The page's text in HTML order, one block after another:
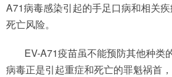
A71病毒感染引起的手足口病和相关
死亡风险。
EV-A71疫苗虽不能预防其他种类
病毒正是引起重症和死亡的罪魁祸首